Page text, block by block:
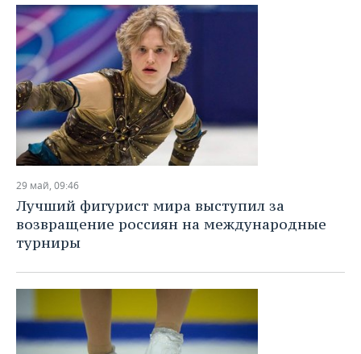
29 май, 09:46
Лучший фигурист мира выступил за
возвращение россиян на международные
турниры